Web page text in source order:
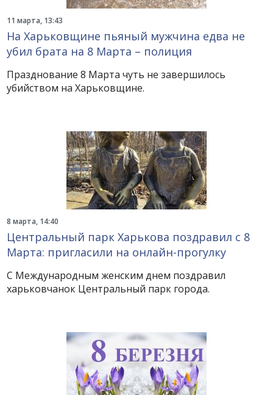
11 марта, 13:43
На Харьковщине пьяный мужчина едва не
убил брата на 8 Марта – полиция
Празднование 8 Марта чуть не завершилось
убийством на Харьковщине.
8 марта, 14:40
Центральный парк Харькова поздравил с 8
Марта: пригласили на онлайн-прогулку
С Международным женским днем поздравил
харьковчанок Центральный парк города.